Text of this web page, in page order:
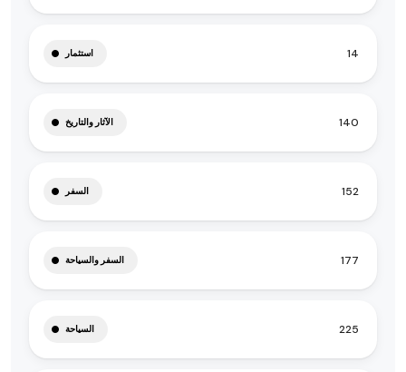
استثمار 14
الآثار والتاريخ 140
السفر 152
السفر والسياحة 177
السياحة 225